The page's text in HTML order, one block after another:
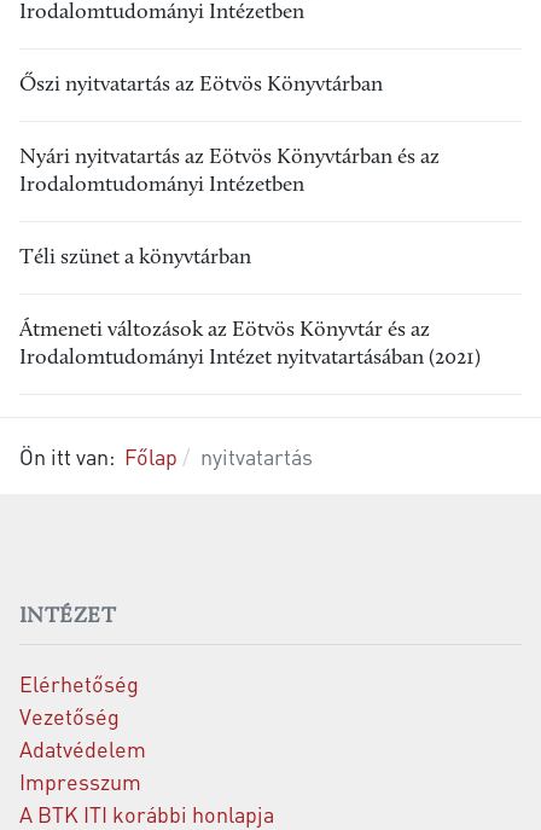
Irodalomtudományi Intézetben
Őszi nyitvatartás az Eötvös Könyvtárban
Nyári nyitvatartás az Eötvös Könyvtárban és az
Irodalomtudományi Intézetben
Téli szünet a könyvtárban
Átmeneti változások az Eötvös Könyvtár és az
Irodalomtudományi Intézet nyitvatartásában (2021)
Ön itt van: Főlap nyitvatartás
INTÉZET
Elérhetőség
Vezetőség
Adatvédelem
Impresszum
A BTK ITI korábbi honlapja